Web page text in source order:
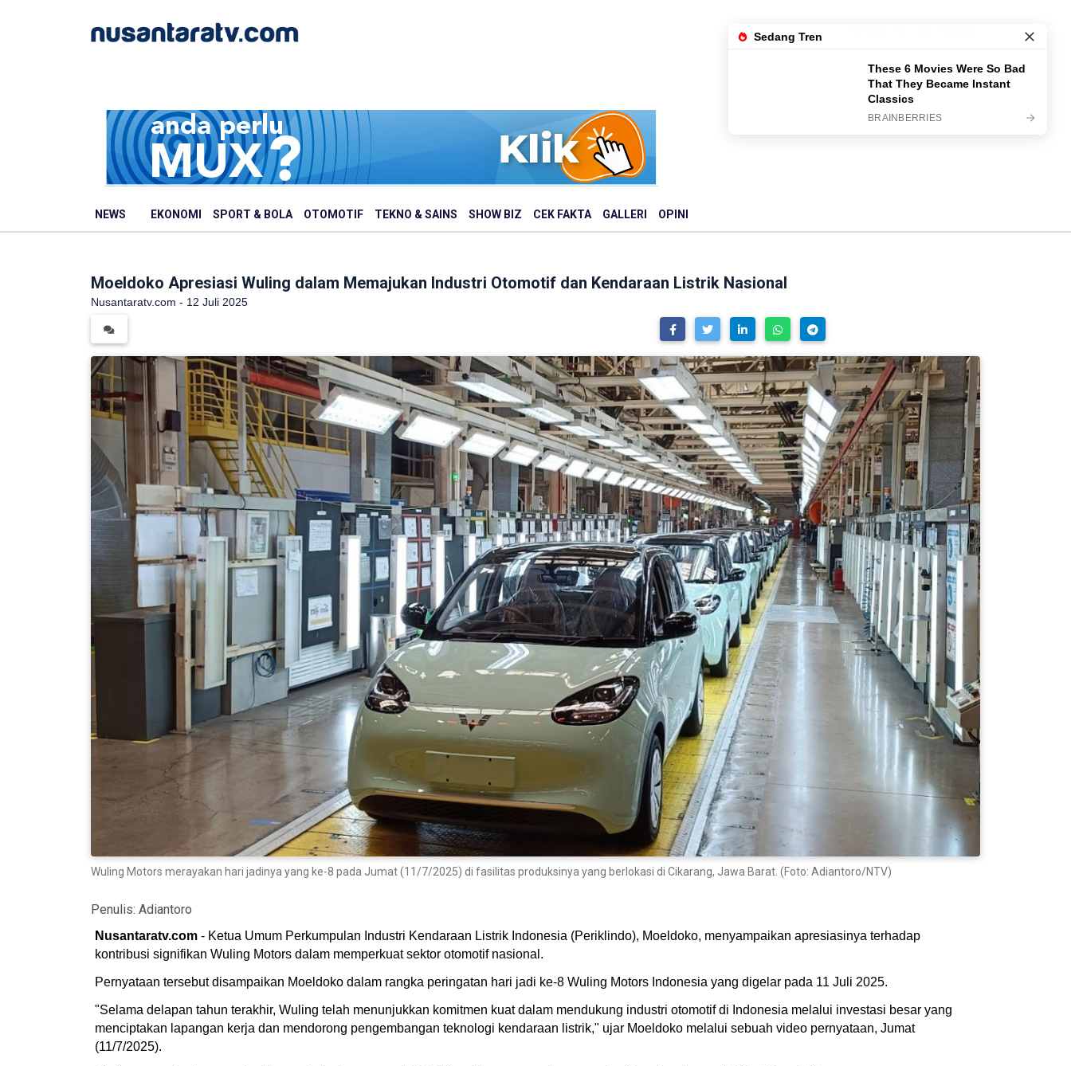
NEWS EKONOMI SPORT & BOLA OTOMOTIF TEKNO & SAINS SHOW BIZ CEK FAKTA GALLERI OPINI
Moeldoko Apresiasi Wuling dalam Memajukan Industri Otomotif dan Kendaraan Listrik Nasional
Nusantaratv.com - 12 Juli 2025
Wuling Motors merayakan hari jadinya yang ke-8 pada Jumat (11/7/2025) di fasilitas produksinya yang berlokasi di Cikarang, Jawa Barat. (Foto: Adiantoro/NTV)
Penulis: Adiantoro
Nusantaratv.com - Ketua Umum Perkumpulan Industri Kendaraan Listrik Indonesia (Periklindo), Moeldoko, menyampaikan apresiasinya terhadap
kontribusi signifikan Wuling Motors dalam memperkuat sektor otomotif nasional.
Pernyataan tersebut disampaikan Moeldoko dalam rangka peringatan hari jadi ke-8 Wuling Motors Indonesia yang digelar pada 11 Juli 2025.
"Selama delapan tahun terakhir, Wuling telah menunjukkan komitmen kuat dalam mendukung industri otomotif di Indonesia melalui investasi besar yang
menciptakan lapangan kerja dan mendorong pengembangan teknologi kendaraan listrik," ujar Moeldoko melalui sebuah video pernyataan, Jumat
(11/7/2025).